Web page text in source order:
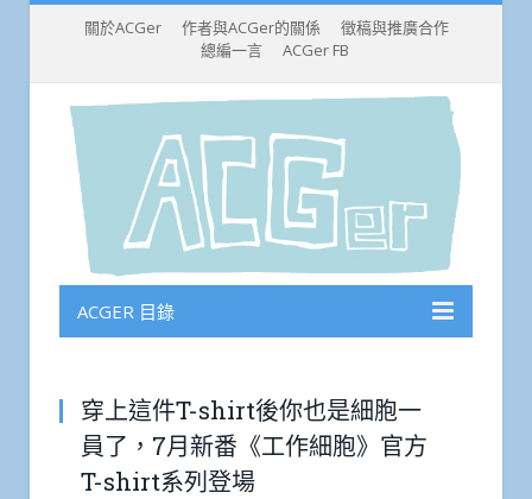
關於ACGer 作者與ACGer的關係
徵稿與推廣合作
總編一言
ACGer FB
ACGER 目錄
穿上這件T-shirt後你也是細胞一
員了，7月新番《工作細胞》官方
T-shirt系列登場